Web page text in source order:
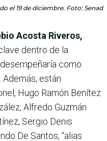
el 19 de diciembre. Foto: Senad
Acosta Riveros,
dentro de la
como
están
Hugo Ramón Benítez
Alfredo Guzmán
Sergio Denis
De Santos, “alias